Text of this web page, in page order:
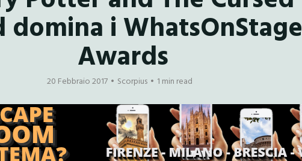
domina i WhatsOnStage
Awards
20 Febbraio 2017 Scorpius 1 min read